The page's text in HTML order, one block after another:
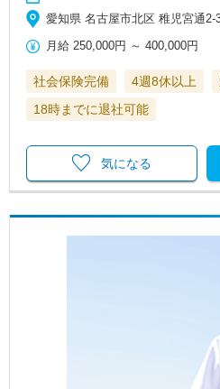
愛知県 名古屋市北区 稚児宮通2-
月給 250,000円 ～400,000円
社会保険完備 4週8休以上
18時までに退社可能
気になる